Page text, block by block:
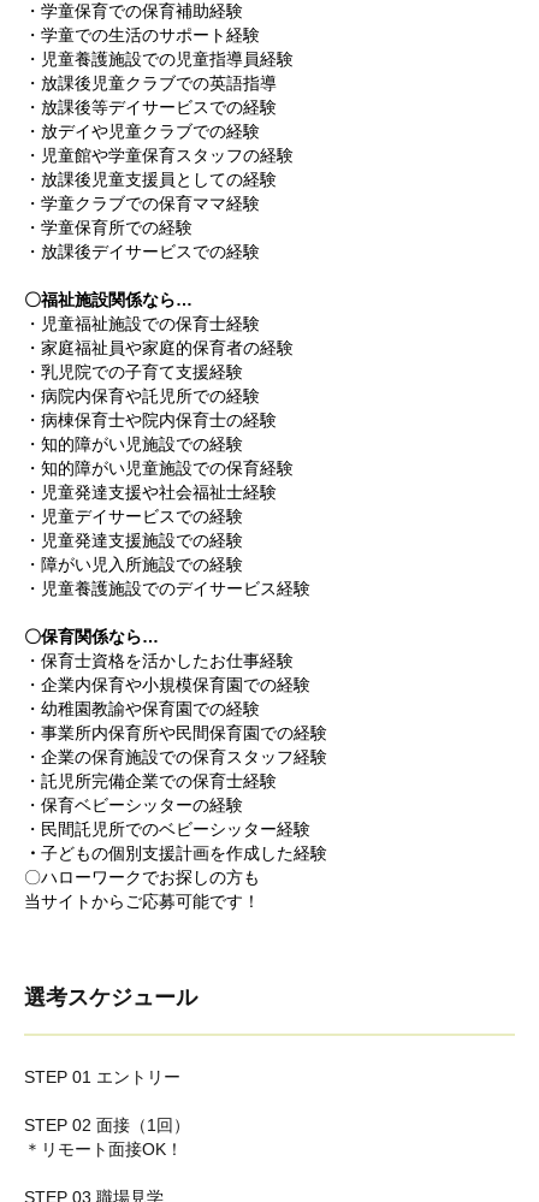
・学童保育での保育補助経験
・学童での生活のサポート経験
・児童養護施設での児童指導員経験
・放課後児童クラブでの英語指導
・放課後等デイサービスでの経験
・放デイや児童クラブでの経験
・児童館や学童保育スタッフの経験
・放課後児童支援員としての経験
・学童クラブでの保育ママ経験
・学童保育所での経験
・放課後デイサービスでの経験
〇福祉施設関係なら…
・児童福祉施設での保育士経験
・家庭福祉員や家庭的保育者の経験
・乳児院での子育て支援経験
・病院内保育や託児所での経験
・病棟保育士や院内保育士の経験
・知的障がい児施設での経験
・知的障がい児童施設での保育経験
・児童発達支援や社会福祉士経験
・児童デイサービスでの経験
・児童発達支援施設での経験
・障がい児入所施設での経験
・児童養護施設でのデイサービス経験
〇保育関係なら…
・保育士資格を活かしたお仕事経験
・企業内保育や小規模保育園での経験
・幼稚園教諭や保育園での経験
・事業所内保育所や民間保育園での経験
・企業の保育施設での保育スタッフ経験
・託児所完備企業での保育士経験
・保育ベビーシッターの経験
・民間託児所でのベビーシッター経験
・ 子どもの個別支援計画を作成した経験
〇ハローワークでお探しの方も
当サイトからご応募可能です！
選考スケジュール
STEP 01 エントリー
STEP 02 面接（1回）
＊リモート面接OK！
STEP 03 職場見学